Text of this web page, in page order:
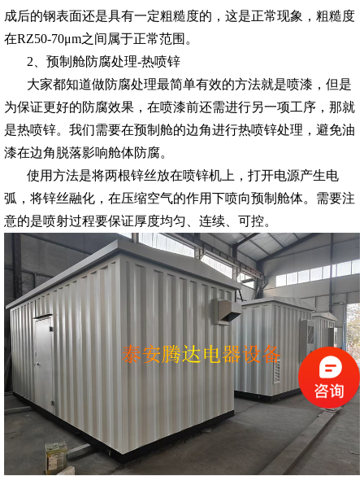
成后的钢表面还是具有一定粗糙度的，这是正常现象，粗糙度
在RZ50-70μm之间属于正常范围。
2、预制舱防腐处理-热喷锌
大家都知道做防腐处理最简单有效的方法就是喷漆，但是
为保证更好的防腐效果，在喷漆前还需进行另一项工序，那就
是热喷锌。我们需要在预制舱的边角进行热喷锌处理，避免油
漆在边角脱落影响舱体防腐。
使用方法是将两根锌丝放在喷锌机上，打开电源产生电
弧，将锌丝融化，在压缩空气的作用下喷向预制舱体。需要注
意的是喷射过程要保证厚度均匀、连续、可控。